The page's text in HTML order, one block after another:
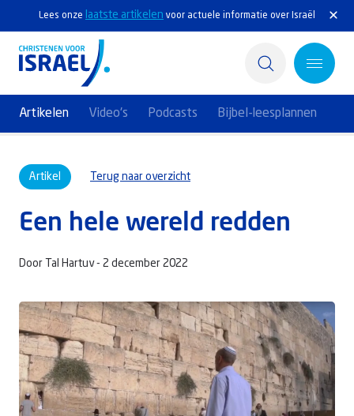
Lees onze laatste artikelen voor actuele informatie over Israël
Artikelen Video's Podcasts Bijbel-leesplannen
Actief
Ontdek
Steun Israël
Service & Contact
Kennisbank
Artikel Terug naar overzicht
Een hele wereld redden
Door Tal Hartuv - 2 december 2022